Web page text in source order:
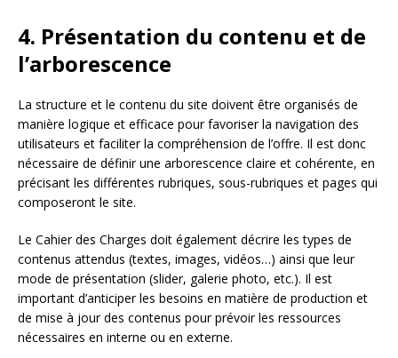
4. Présentation du contenu et de
l’arborescence
La structure et le contenu du site doivent être organisés de
manière logique et efficace pour favoriser la navigation des
utilisateurs et faciliter la compréhension de l’offre. Il est donc
nécessaire de définir une arborescence claire et cohérente, en
précisant les différentes rubriques, sous-rubriques et pages qui
composeront le site.
Le Cahier des Charges doit également décrire les types de
contenus attendus (textes, images, vidéos…) ainsi que leur
mode de présentation (slider, galerie photo, etc.). Il est
important d’anticiper les besoins en matière de production et
de mise à jour des contenus pour prévoir les ressources
nécessaires en interne ou en externe.